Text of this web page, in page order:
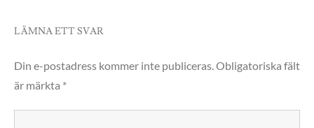
LÄMNA ETT SVAR
Din e-postadress kommer inte publiceras.Obligatoriska fält
är märkta *